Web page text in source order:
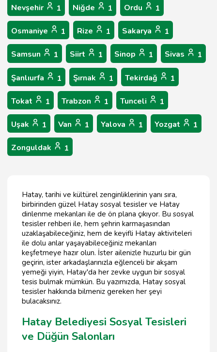
Nevşehir 1 Niğde 1 Ordu 1
Osmaniye 1 Rize 1 Sakarya 1
Samsun 1 Siirt 1 Sinop 1 Sivas 1
Şanlıurfa 1 Şırnak 1 Tekirdağ 1
Tokat 1 Trabzon 1 Tunceli 1
Uşak 1 Van 1 Yalova 1 Yozgat 1
Zonguldak 1
Hatay, tarihi ve kültürel zenginliklerinin yanı sıra,
birbirinden güzel Hatay sosyal tesisler ve Hatay
dinlenme mekanları ile de ön plana çıkıyor. Bu sosyal
tesisler rehberi ile, hem şehrin karmaşasından
uzaklaşabileceğiniz, hem de keyifli Hatay aktiviteleri
ile dolu anlar yaşayabileceğiniz mekanları
keşfetmeye hazır olun. İster ailenizle huzurlu bir gün
geçirin, ister arkadaşlarınızla eğlenceli bir akşam
yemeği yiyin, Hatay'da her zevke uygun bir sosyal
tesis bulmak mümkün. Bu yazımızda, Hatay sosyal
tesisler hakkında bilmeniz gereken her şeyi
bulacaksınız.
Hatay Belediyesi Sosyal Tesisleri
ve Düğün Salonları